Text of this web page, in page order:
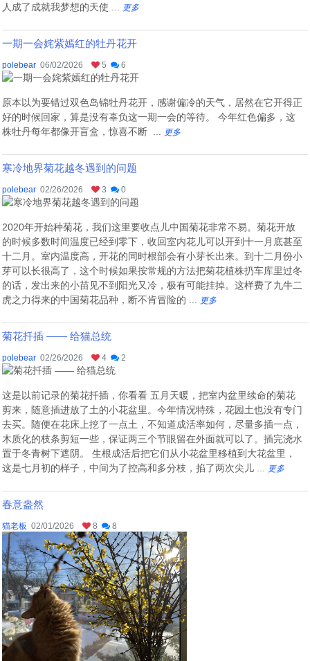
人成了成就我梦想的天使 ...
更多
一期一会姹紫嫣红的牡丹花开
polebear 06/02/2026 5 6
原本以为要错过双色岛锦牡丹花开，感谢偏冷的天气，居然在它开得正
好的时候回家，算是没有辜负这一期一会的等待。 今年红色偏多，这
株牡丹每年都像开盲盒，惊喜不断 ...
更多
寒冷地界菊花越冬遇到的问题
polebear 02/26/2026 3 0
2020年开始种菊花，我们这里要收点儿中国菊花非常不易。菊花开放
的时候多数时间温度已经到零下，收回室内花儿可以开到十一月底甚至
十二月。室内温度高，开花的同时根部会有小芽长出来。到十二月份小
芽可以长很高了，这个时候如果按常规的方法把菊花植株扔车库里过冬
的话，发出来的小苗见不到阳光又冷，极有可能挂掉。这样费了九牛二
虎之力得来的中国菊花品种，断不肯冒险的 ...
更多
菊花扦插 —— 给猫总统
polebear 02/26/2026 4 2
这是以前记录的菊花扦插，你看看 五月天暖，把室内盆里续命的菊花
剪来，随意插进放了土的小花盆里。今年情况特殊，花园土也没有专门
去买。随便在花床上挖了一点土，不知道成活率如何，尽量多插一点，
木质化的枝条剪短一些，保证两三个节眼留在外面就可以了。插完浇水
置于冬青树下遮阴。 生根成活后把它们从小花盆里移植到大花盆里，
这是七月初的样子，中间为了控高和多分枝，掐了两次尖儿 ...
更多
春意盎然
猫老板 02/01/2026 8 8